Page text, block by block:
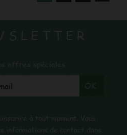
offres spéciales
à tout moment. Vous
informations de contact dans